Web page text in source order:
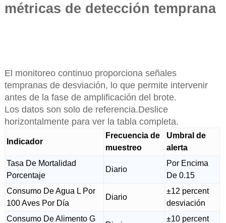
métricas de detección temprana
El monitoreo continuo proporciona señales
tempranas de desviación, lo que permite intervenir
antes de la fase de amplificación del brote.
Los datos son solo de referencia.Deslice
horizontalmente para ver la tabla completa.
Indicador
Frecuencia de
muestreo
Umbral de
alerta
Tasa De Mortalidad
Porcentaje
Diario
Por Encima
De 0.15
Consumo De Agua L Por
100 Aves Por Día
Diario
±12 percent
desviación
Consumo De Alimento G
±10 percent